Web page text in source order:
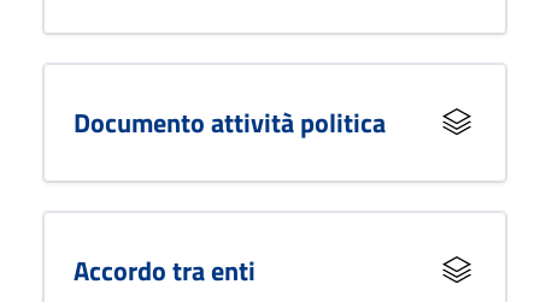
Documento attività politica
Accordo tra enti